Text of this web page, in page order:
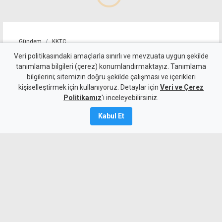
Gündem KKTC
10 kişi kalan Beşiktaş'tan
altın değerinde galibiyet
Veri politikasındaki amaçlarla sınırlı ve mevzuata uygun şekilde
tanımlama bilgileri (çerez) konumlandırmaktayız. Tanımlama
bilgilerini; sitemizin doğru şekilde çalışması ve içerikleri
kişiselleştirmek için kullanıyoruz. Detaylar için Veri ve Çerez
Politikamız'ı inceleyebilirsiniz.
Kabul Et